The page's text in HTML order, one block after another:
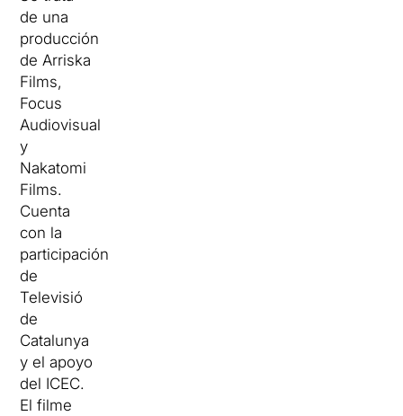
de una
producción
de Arriska
Films,
Focus
Audiovisual
y
Nakatomi
Films.
Cuenta
con la
participación
de
Televisió
de
Catalunya
y el apoyo
del ICEC.
El filme